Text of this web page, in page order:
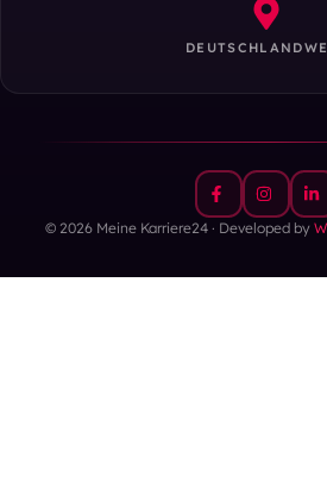
© 2026 Meine Karriere24 · Developed by